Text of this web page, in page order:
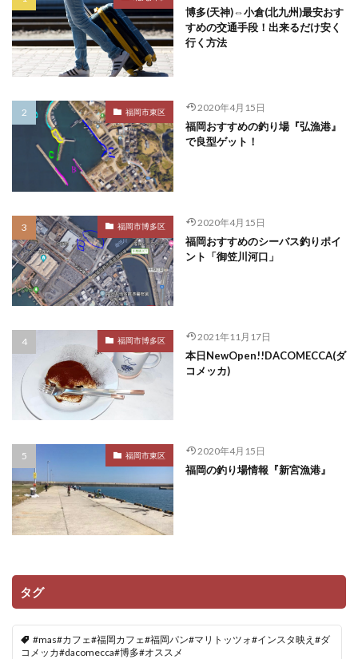
博多(天神)⇔小倉(北九州)最安おす
すめの交通手段！出来るだけ安く
行く方法
福岡市東区 2020年4月15日
福岡おすすめの釣り場『弘漁港』
で良型ゲット！
福岡市博多区 2020年4月15日
福岡おすすめのシーバス釣りポイ
ント「御笠川河口」
福岡市博多区 2021年11月17日
本日NewOpen!!DACOMECCA(ダ
コメッカ)
福岡市東区 2020年4月15日
福岡の釣り場情報『新宮漁港』
タグ
#mas#カフェ#福岡カフェ#福岡パン#マリトッツォ#インスタ映え#ダ
コメッカ#dacomecca#博多#オススメ